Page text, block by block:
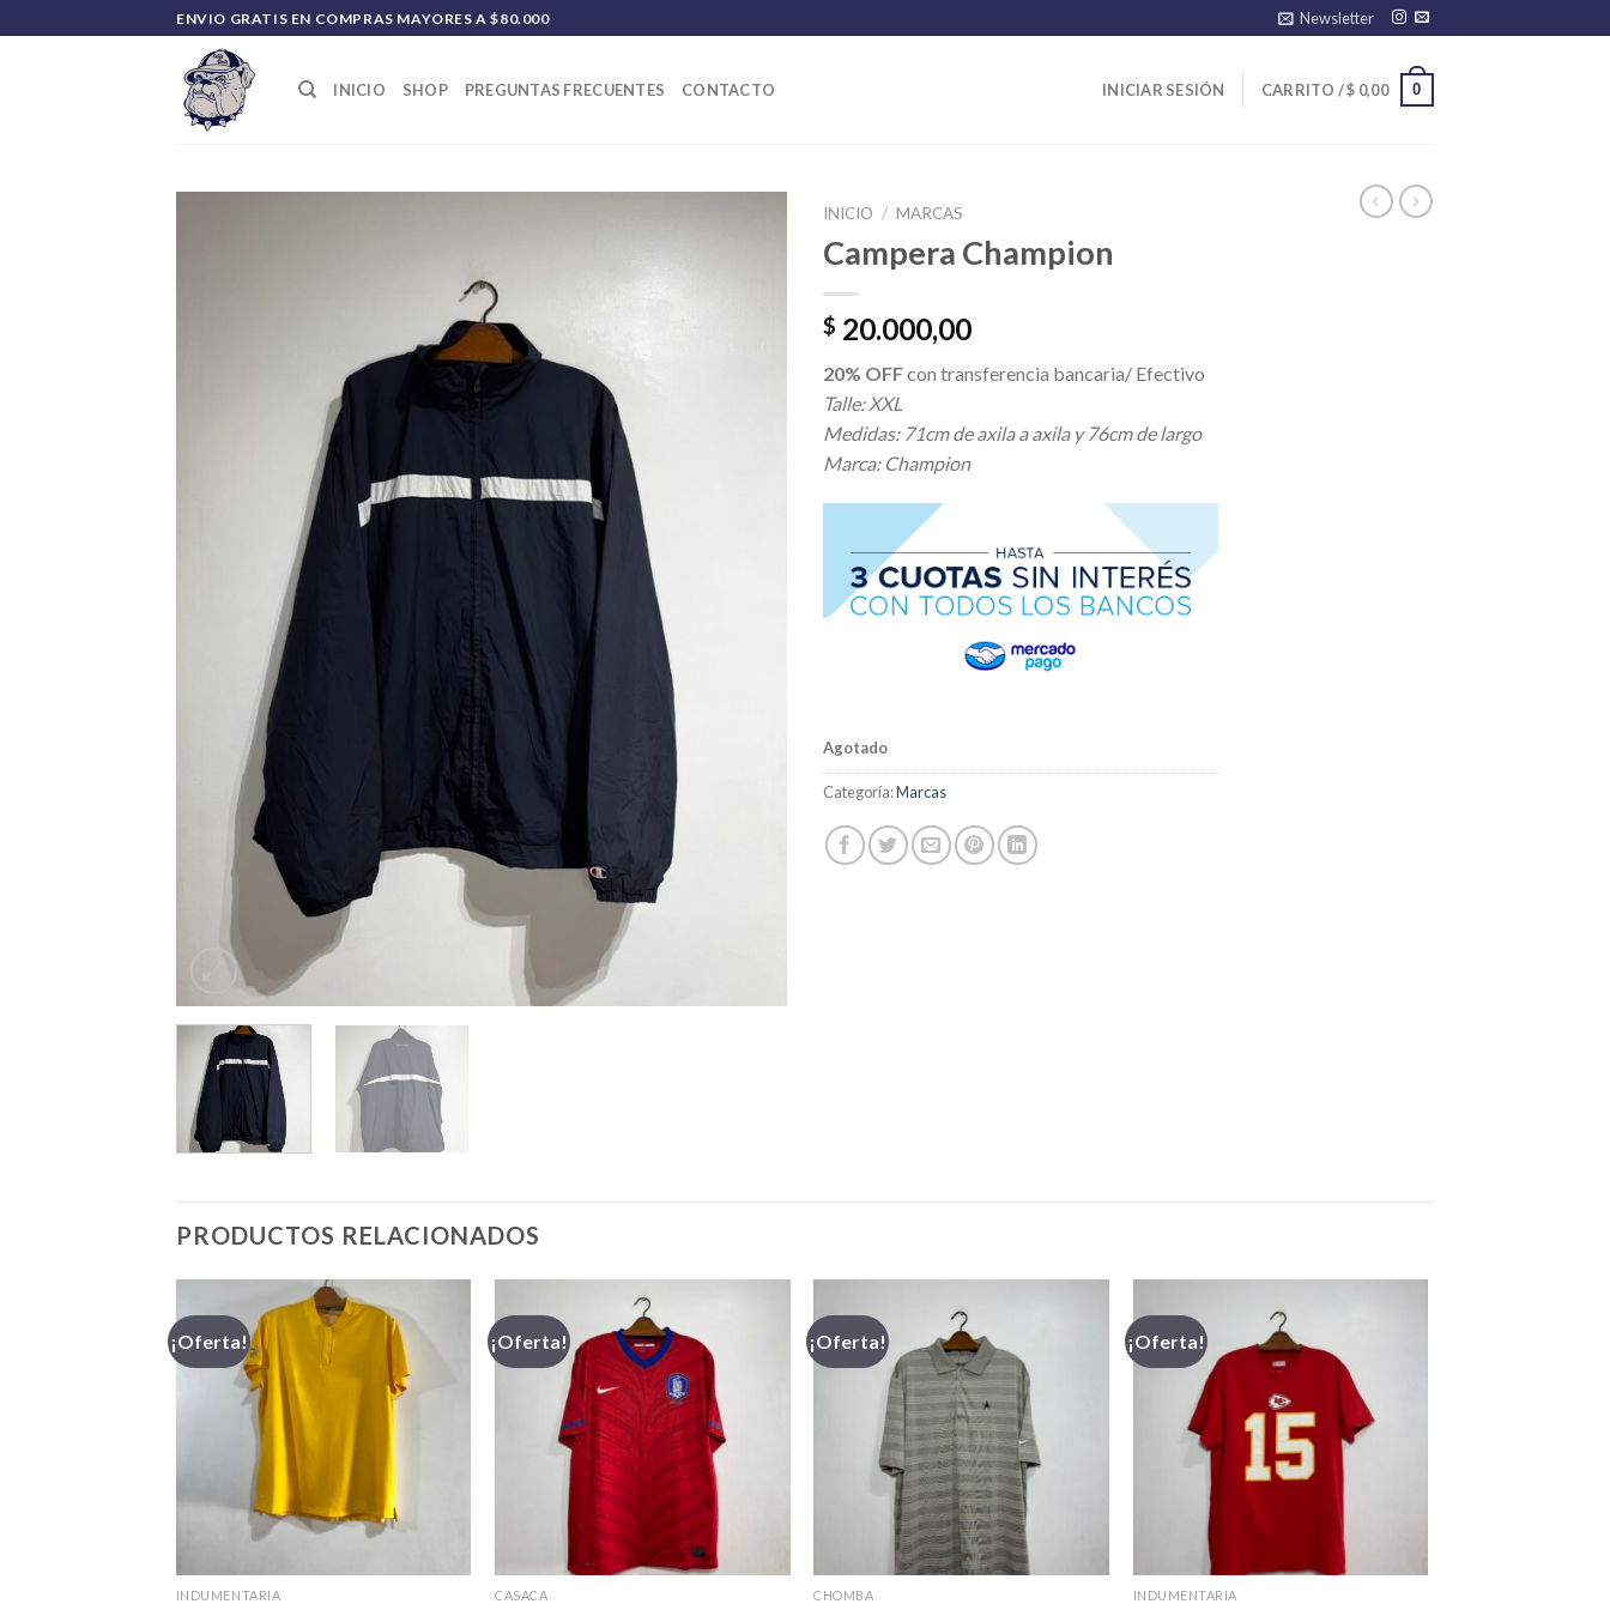
al
ENVIO GRATIS EN COMPRAS MAYORES A $80.000 Newsletter
INICIO SHOP PREGUNTAS FRECUENTES CONTACTO INICIAR SESIÓN CARRITO /$ 0,00 0
INICIO / MARCAS
Campera Champion
$ 20.000,00
20% OFFcon transferencia bancaria/ Efectivo
Talle: XXL
Medidas: 71cm de axila a axila y 76cm de largo
Marca: Champion
Agotado
Categoría:Marcas
PRODUCTOS RELACIONADOS
¡Oferta!
INDUMENTARIA
¡Oferta!
CASACA
¡Oferta!
CHOMBA
¡Oferta!
INDUMENTARIA